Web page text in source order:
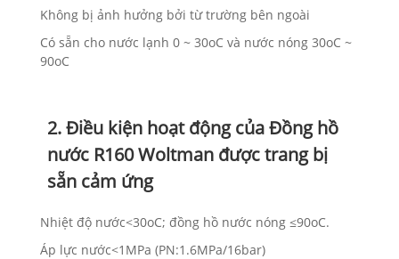
Không bị ảnh hưởng bởi từ trường bên ngoài
Có sẵn cho nước lạnh 0 ~ 30oC và nước nóng 30oC ~
90oC
2. Điều kiện hoạt động của Đồng hồ
nước R160 Woltman được trang bị
sẵn cảm ứng
Nhiệt độ nước<30oC; đồng hồ nước nóng ≤90oC.
Áp lực nước<1MPa (PN:1.6MPa/16bar)